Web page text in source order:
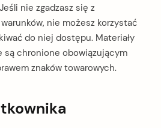
nie zgadzasz się z
nie możesz korzystać
do niej dostępu. Materiały
są chronione obowiązującym
znaków towarowych.